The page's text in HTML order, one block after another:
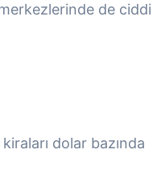
de ciddi
dolar bazında